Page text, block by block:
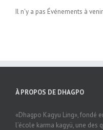
Il n'y a pas Événements à
À PROPOS DE DHAGPO
«Dhagpo Kagyu Ling», fondé
l’école karma kagyü, une